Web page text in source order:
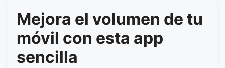
Mejora el volumen de tu
móvil con esta app
sencilla